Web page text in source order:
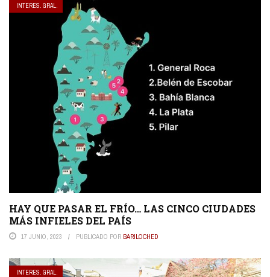
INTERES. GRAL.
HAY QUE PASAR EL FRÍO… LAS CINCO CIUDADES
MÁS INFIELES DEL PAÍS
17 JUNIO, 2023 PUBLICADO POR BARILOCHED
INTERES. GRAL.